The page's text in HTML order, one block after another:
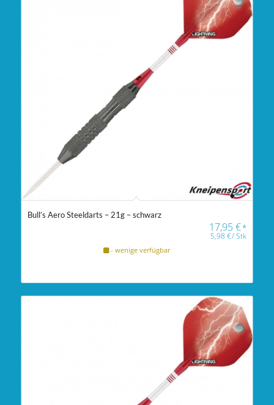
Bull’s Aero Steeldarts – 21g – schwarz
17,95€*
5,98€/Stk
- wenige verfügbar